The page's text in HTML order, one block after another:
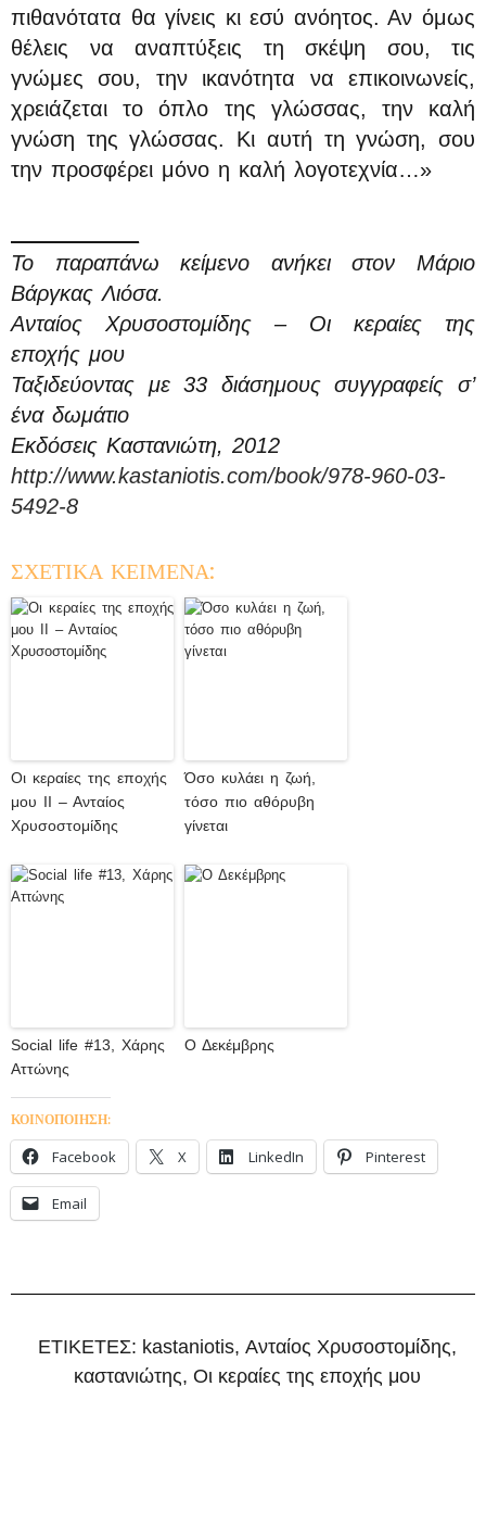
πιθανότατα θα γίνεις κι εσύ ανόητος. Αν όμως
θέλεις να αναπτύξεις τη σκέψη σου, τις
γνώμες σου, την ικανότητα να επικοινωνείς,
χρειάζεται το όπλο της γλώσσας, την καλή
γνώση της γλώσσας. Κι αυτή τη γνώση, σου
την προσφέρει μόνο η καλή λογοτεχνία…»
Το παραπάνω κείμενο ανήκει στον Μάριο
Βάργκας Λιόσα.
Ανταίος Χρυσοστομίδης – Οι κεραίες της
εποχής μου
Ταξιδεύοντας με 33 διάσημους συγγραφείς σ’
ένα δωμάτιο
Εκδόσεις Καστανιώτη, 2012
http://www.kastaniotis.com/book/978-960-03-
5492-8
ΣΧΕΤΙΚΑ ΚΕΙΜΕΝΑ:
Οι κεραίες της εποχής
μου ΙΙ – Ανταίος
Χρυσοστομίδης
Όσο κυλάει η ζωή,
τόσο πιο αθόρυβη
γίνεται
Social life #13, Χάρης
Αττώνης
Ο Δεκέμβρης
ΚΟΙΝΟΠΟΙΗΣΗ:
Facebook X LinkedIn Pinterest
Email
ΕΤΙΚΕΤΕΣ: kastaniotis, Ανταίος Χρυσοστομίδης,
καστανιώτης, Οι κεραίες της εποχής μου